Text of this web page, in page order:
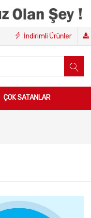
İndirimli Ürünler
ÇOK SATANLAR